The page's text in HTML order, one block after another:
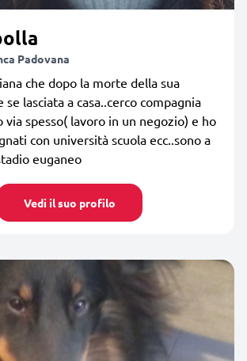
Padovana
che dopo la morte della sua
lasciata a casa..cerco compagnia
via spesso( lavoro in un negozio) e ho
con università scuola ecc..sono a
euganeo
Vedi il suo profilo